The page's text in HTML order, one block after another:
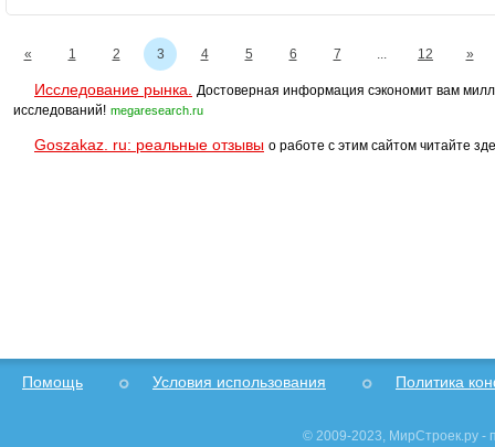
« 1 2 3 4 5 6 7 ... 12 »
Исследование рынка.
Достоверная информация сэкономит вам
исследований! megaresearch.ru
Goszakaz. ru: реальные отзывы о работе с этим сайтом читайте
Помощь Условия использования Политика
© 2009-2023, МирСтроек.ру -